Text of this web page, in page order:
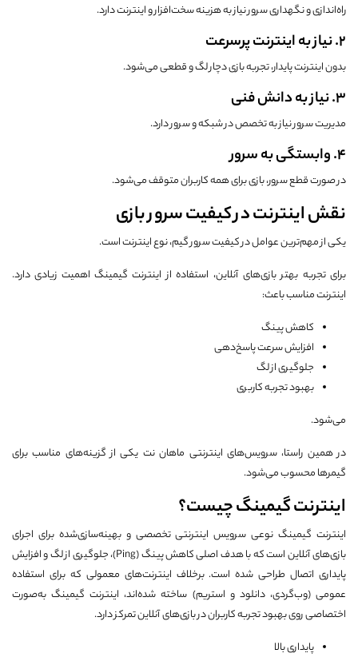
راه‌اندازی و نگهداری سرور نیاز به هزینه سخت‌افزار و اینترنت دارد.
2. نیاز به اینترنت پرسرعت
بدون اینترنت پایدار، تجربه بازی دچار لگ و قطعی می‌شود.
3. نیاز به دانش فنی
مدیریت سرور نیاز به تخصص در شبکه و سرور دارد.
4. وابستگی به سرور
در صورت قطع سرور، بازی برای همه کاربران متوقف می‌شود.
نقش اینترنت در کیفیت سرور بازی
یکی از مهم‌ترین عوامل در کیفیت سرور گیم، نوع اینترنت است.
برای تجربه بهتر بازی‌های آنلاین، استفاده از اینترنت گیمینگ اهمیت زیادی دارد.
اینترنت مناسب باعث:
کاهش پینگ
افزایش سرعت پاسخ‌دهی
جلوگیری از لگ
بهبود تجربه کاربری
می‌شود.
در همین راستا، سرویس‌های اینترنتی ماهان نت یکی از گزینه‌های مناسب برای
گیمرها محسوب می‌شود.
اینترنت گیمینگ چیست؟
اینترنت گیمینگ نوعی سرویس اینترنتی تخصصی و بهینه‌سازی‌شده برای اجرای
بازی‌های آنلاین است که با هدف اصلی کاهش پینگ (Ping)، جلوگیری از لگ و افزایش
پایداری اتصال طراحی شده است. برخلاف اینترنت‌های معمولی که برای استفاده
عمومی (وب‌گردی، دانلود و استریم) ساخته شده‌اند، اینترنت گیمینگ به‌صورت
اختصاصی روی بهبود تجربه کاربران در بازی‌های آنلاین تمرکز دارد.
پایداری بالا